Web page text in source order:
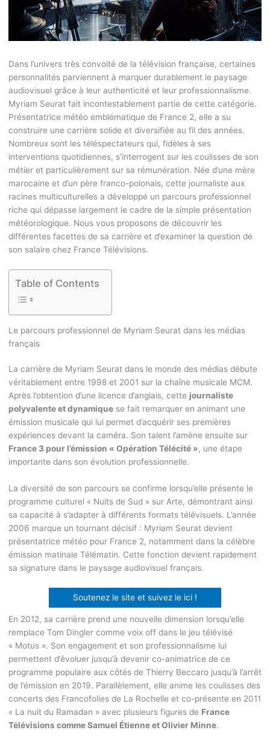
Dans l’univers très convoité de la télévision française, certaines
personnalités parviennent à marquer durablement le paysage
audiovisuel grâce à leur authenticité et leur professionnalisme.
Myriam Seurat fait incontestablement partie de cette catégorie.
Présentatrice météo emblématique de France 2, elle a su
construire une carrière solide et diversifiée au fil des années.
Nombreux sont les téléspectateurs qui, fidèles à ses
interventions quotidiennes, s’interrogent sur les coulisses de son
métier et particulièrement sur sa rémunération. Née d’une mère
marocaine et d’un père franco-polonais, cette journaliste aux
racines multiculturelles a développé un parcours professionnel
riche qui dépasse largement le cadre de la simple présentation
météorologique. Nous vous proposons de découvrir les
différentes facettes de sa carrière et d’examiner la question de
son salaire chez France Télévisions.
Table of Contents
Le parcours professionnel de Myriam Seurat dans les médias
français
La carrière de Myriam Seurat dans le monde des médias débute
véritablement entre 1998 et 2001 sur la chaîne musicale MCM.
Après l’obtention d’une licence d’anglais, cette journaliste
polyvalente et dynamiquese fait remarquer en animant une
émission musicale qui lui permet d’acquérir ses premières
expériences devant la caméra. Son talent l’amène ensuite sur
France 3 pour l’émission « Opération Télécité », une étape
importante dans son évolution professionnelle.
La diversité de son parcours se confirme lorsqu’elle présente le
programme culturel « Nuits de Sud » sur Arte, démontrant ainsi
sa capacité à s’adapter à différents formats télévisuels. L’année
2006 marque un tournant décisif : Myriam Seurat devient
présentatrice météo pour France 2, notamment dans la célèbre
émission matinale Télématin. Cette fonction devient rapidement
sa signature dans le paysage audiovisuel français.
Soutenez le site et suivez le ici !
En 2012, sa carrière prend une nouvelle dimension lorsqu’elle
remplace Tom Dingler comme voix off dans le jeu télévisé
« Motus ». Son engagement et son professionnalisme lui
permettent d’évoluer jusqu’à devenir co-animatrice de ce
programme populaire aux côtés de Thierry Beccaro jusqu’à l’arrêt
de l’émission en 2019. Parallèlement, elle anime les coulisses des
concerts des Francofolies de La Rochelle et co-présente en 2011
« La nuit du Ramadan » avec plusieurs figures de France
Télévisions comme Samuel Étienne et Olivier Minne.